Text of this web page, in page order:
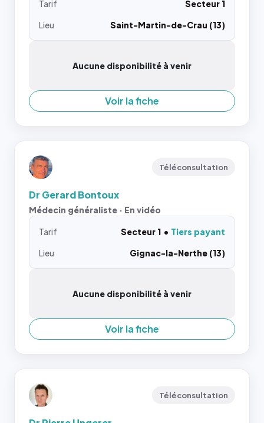
Tarif
Secteur 1
Lieu
Saint-Martin-de-Crau (13)
Aucune disponibilité à venir
Voir la fiche
Téléconsultation
Dr Gerard Bontoux
Médecin généraliste · En vidéo
Tarif Secteur 1
Tiers payant
Lieu
Gignac-la-Nerthe (13)
Aucune disponibilité à venir
Voir la fiche
Téléconsultation